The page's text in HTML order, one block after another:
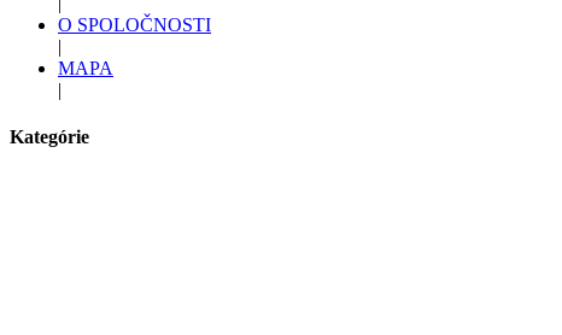
O SPOLOČNOSTI
|
MAPA
|
Kategórie